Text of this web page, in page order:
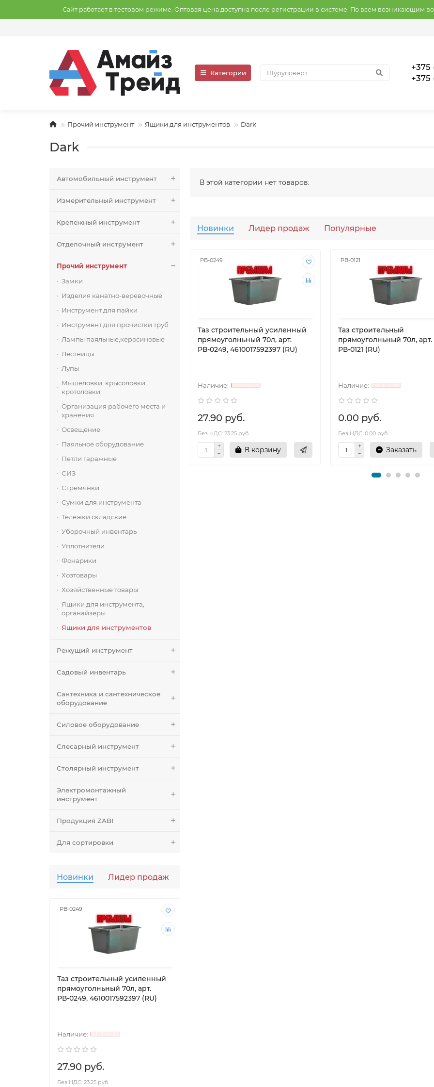
Сайт работает в тестовом режиме. Оптовая цена доступна после регистрации в системе. По всем возникающим
Категории
+375
+375
Прочий инструмент Ящики для инструментов Dark
Dark
Автомобильный инструмент
Измерительный инструмент
Крепежный инструмент
Отделочный инструмент
Прочий инструмент
Замки
Изделия канатно-веревочные
Инструмент для пайки
Инструмент для прочистки труб
Лампы паяльные,керосиновые
Лестницы
Лупы
Мышеловки, крысоловки,
кротоловки
Организация рабочего места и
хранения
Освещение
Паяльное оборудование
Петли гаражные
СИЗ
Стремянки
Сумки для инструмента
Тележки складские
Уборочный инвентарь
Уплотнители
Фонарики
Хозтовары
Хозяйственные товары
Ящики для инструмента,
органайзеры
Ящики для инструментов
Режущий инструмент
Садовый инвентарь
Сантехника и сантехническое
оборудование
Силовое оборудование
Слесарный инструмент
Столярный инструмент
Электромонтажный
инструмент
Продукция ZABI
Для сортировки
Новинки Лидер продаж
РВ-0249
Таз строительный усиленный
прямоуголньный 70л, арт.
РВ-0249, 4610017592397 (RU)
27.90 руб.
Без НДС: 23.25 руб.
В этой категории нет товаров.
Новинки Лидер продаж Популярные
РВ-0249
Таз строительный усиленный
прямоуголньный 70л, арт.
РВ-0249, 4610017592397 (RU)
27.90 руб.
Без НДС: 23.25 руб.
В корзину
РВ-0121
Таз строительный
прямоуголньный 70л, арт.
РВ-0121 (RU)
0.00 руб.
Без НДС: 0.00 руб.
Заказать